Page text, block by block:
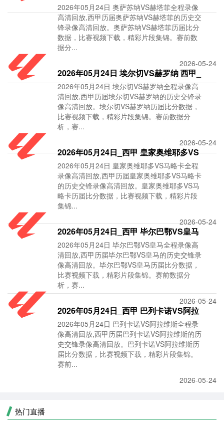
菲录像_全场录
2026年05月24日 奥萨苏纳VS赫塔菲全程录像
高清回放,西甲历届奥萨苏纳VS赫塔菲的历史交
锋录像高清回放。奥萨苏纳VS赫塔菲历届比分
数据，比赛视频下载，精彩片段集锦。赛前数
据分...
2026-05-24
2026年05月24日 埃尔切VS赫罗纳 西甲_
全场录像【视
2026年05月24日 埃尔切VS赫罗纳全程录像高
清回放,西甲历届埃尔切VS赫罗纳的历史交锋录
像高清回放。埃尔切VS赫罗纳历届比分数据，
比赛视频下载，精彩片段集锦。赛前数据分
析，赛...
2026-05-24
2026年05月24日_西甲 皇家奥维耶多VS
马略卡录像_全
2026年05月24日 皇家奥维耶多VS马略卡全程
录像高清回放,西甲历届皇家奥维耶多VS马略卡
的历史交锋录像高清回放。皇家奥维耶多VS马
略卡历届比分数据，比赛视频下载，精彩片段
集锦...
2026-05-24
2026年05月24日_西甲 毕尔巴鄂VS皇马
录像_全场录像
2026年05月24日 毕尔巴鄂VS皇马全程录像高
清回放,西甲历届毕尔巴鄂VS皇马的历史交锋录
像高清回放。毕尔巴鄂VS皇马历届比分数据，
比赛视频下载，精彩片段集锦。赛前数据分
析，赛...
2026-05-24
2026年05月24日_西甲 巴列卡诺VS阿拉
维斯录像_全场
2026年05月24日 巴列卡诺VS阿拉维斯全程录
像高清回放,西甲历届巴列卡诺VS阿拉维斯的历
史交锋录像高清回放。巴列卡诺VS阿拉维斯历
届比分数据，比赛视频下载，精彩片段集锦。
赛前...
2026-05-24
热门直播